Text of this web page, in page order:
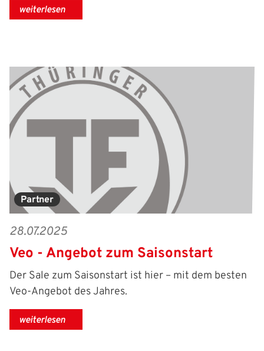
weiterlesen
Partner
28.07.2025
Veo - Angebot zum Saisonstart
Der Sale zum Saisonstart ist hier – mit dem besten
Veo-Angebot des Jahres.
weiterlesen